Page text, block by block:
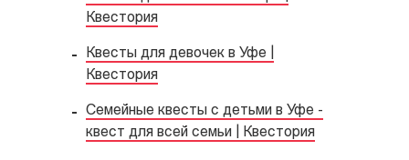
Квестория
Квесты для девочек в Уфе |
Квестория
Семейные квесты с детьми в Уфе -
квест для всей семьи | Квестория